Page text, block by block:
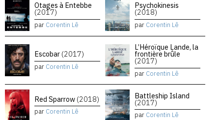
Otages à Entebbe
(2017)
par Corentin Lê
Psychokinesis
(2018)
par Corentin Lê
Escobar (2017)
par Corentin Lê
L’Héroïque Lande, la
frontière brûle
(2017)
par Corentin Lê
Red Sparrow (2018)
par Corentin Lê
Battleship Island
(2017)
par Corentin Lê